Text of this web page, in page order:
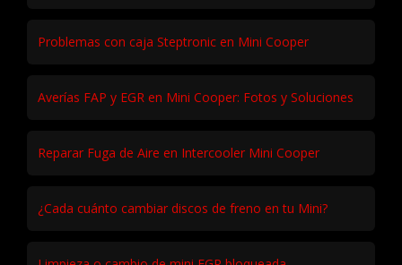
Problemas con caja Steptronic en Mini Cooper
Averías FAP y EGR en Mini Cooper: Fotos y Soluciones
Reparar Fuga de Aire en Intercooler Mini Cooper
¿Cada cuánto cambiar discos de freno en tu Mini?